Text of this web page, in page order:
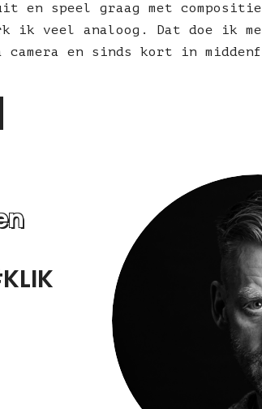
en speel graag met
ik veel analoog. Dat doe ik
camera en sinds kort in